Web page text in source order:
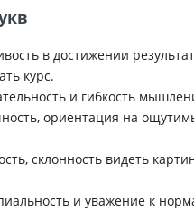
в достижении
курс.
и гибкость
ориентация на
склонность видеть
и уважение к